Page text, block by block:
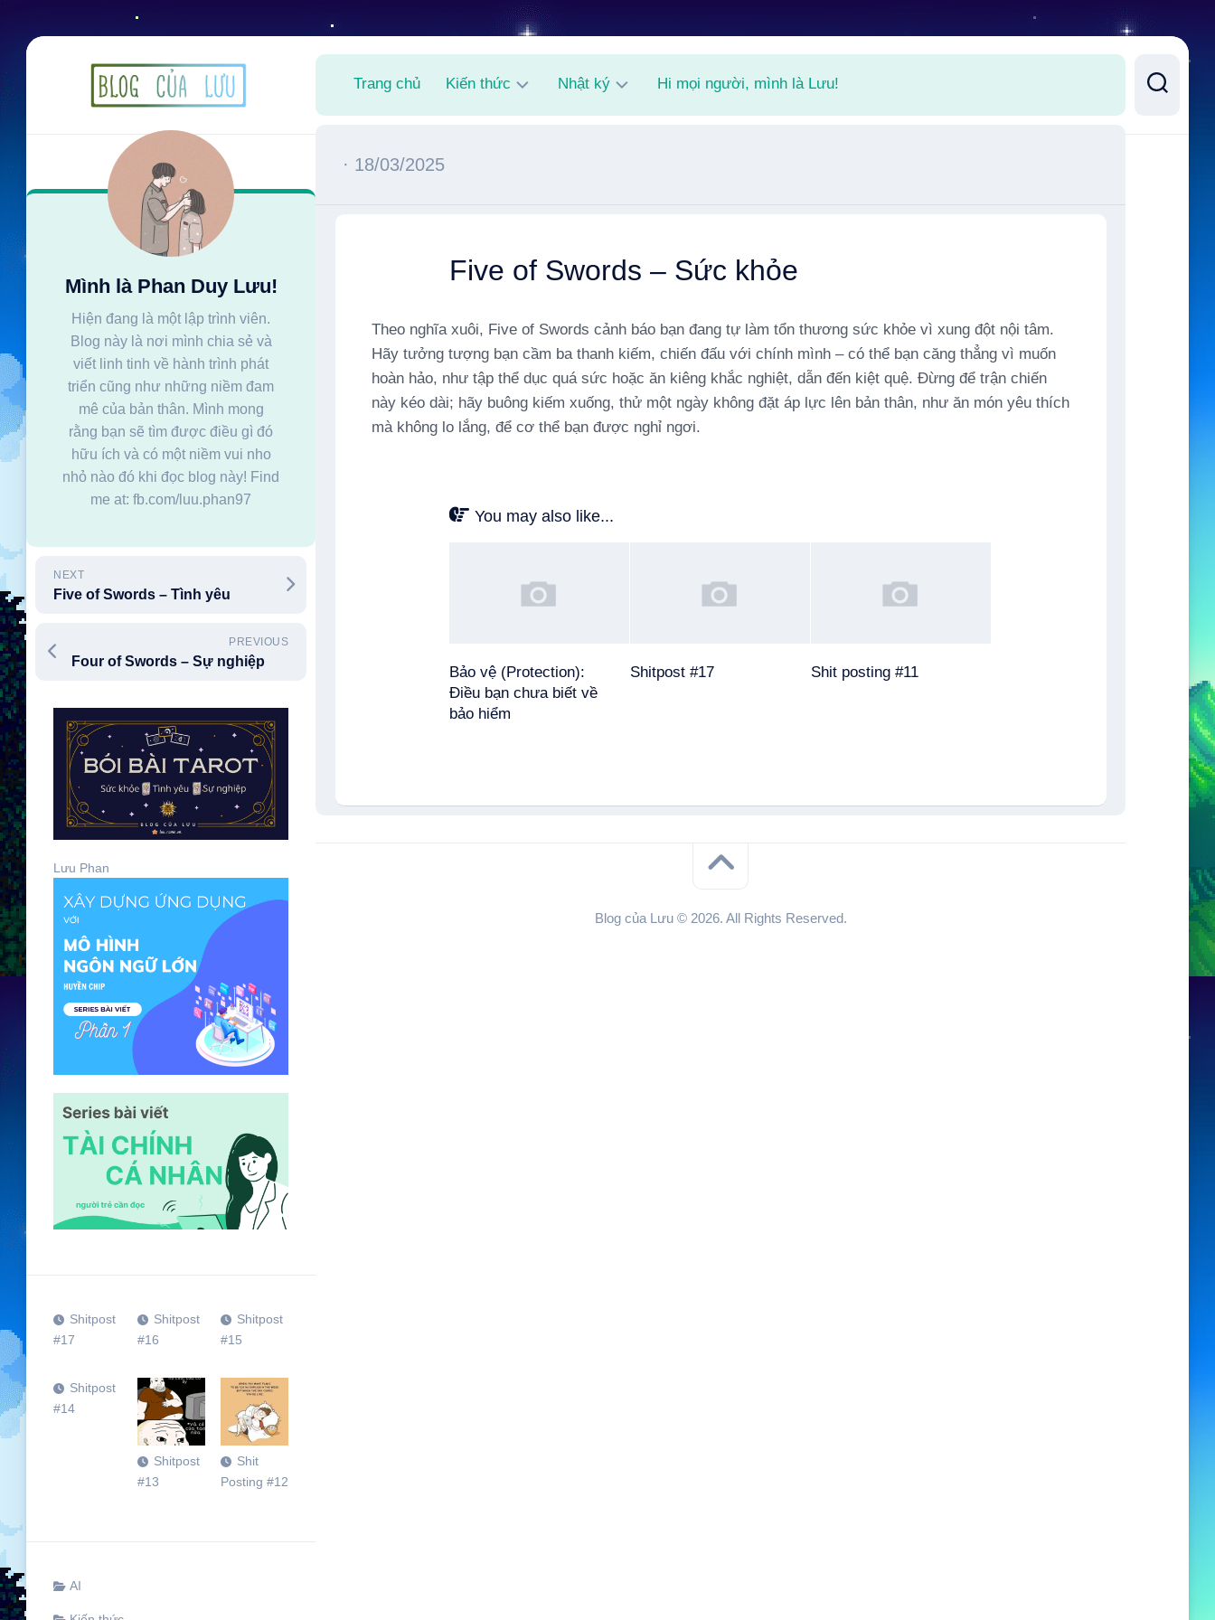
content
Mình là Phan Duy Lưu!
Hiện đang là một lập trình viên.
Blog này là nơi mình chia sẻ và
viết linh tinh về hành trình phát
triển cũng như những niềm đam
mê của bản thân. Mình mong
rằng bạn sẽ tìm được điều gì đó
hữu ích và có một niềm vui nho
nhỏ nào đó khi đọc blog này! Find
me at: fb.com/luu.phan97
NEXT
Five of Swords – Tình yêu
PREVIOUS
Four of Swords – Sự nghiệp
Lưu Phan
Shitpost
#17
Shitpost
#16
Shitpost
#15
Shitpost
#14
Shitpost
#13
Shit
Posting #12
AI
Trang chủ Kiến thức Nhật ký Hi mọi người, mình là Lưu!
· 18/03/2025
Five of Swords – Sức khỏe
Theo nghĩa xuôi, Five of Swords cảnh báo bạn đang tự làm tổn thương sức khỏe vì xung đột nội tâm.
Hãy tưởng tượng bạn cầm ba thanh kiếm, chiến đấu với chính mình – có thể bạn căng thẳng vì muốn
hoàn hảo, như tập thể dục quá sức hoặc ăn kiêng khắc nghiệt, dẫn đến kiệt quệ. Đừng để trận chiến
này kéo dài; hãy buông kiếm xuống, thử một ngày không đặt áp lực lên bản thân, như ăn món yêu thích
mà không lo lắng, để cơ thể bạn được nghỉ ngơi.
You may also like...
Bảo vệ (Protection):
Điều bạn chưa biết về
bảo hiểm
Shitpost #17 Shit posting #11
Blog của Lưu © 2026. All Rights Reserved.